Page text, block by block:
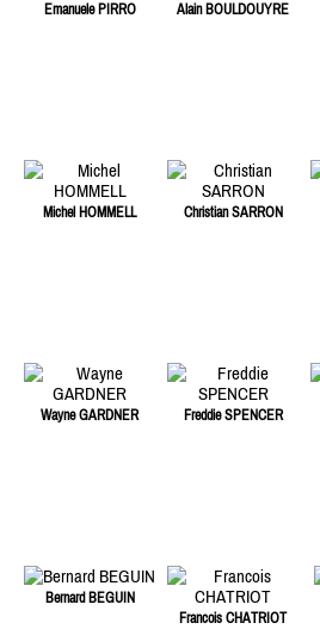
Emanuele PIRRO Alain BOULDOUYRE
Michel HOMMELL Christian SARRON
Wayne GARDNER Freddie SPENCER
Bernard BEGUIN
Francois CHATRIOT